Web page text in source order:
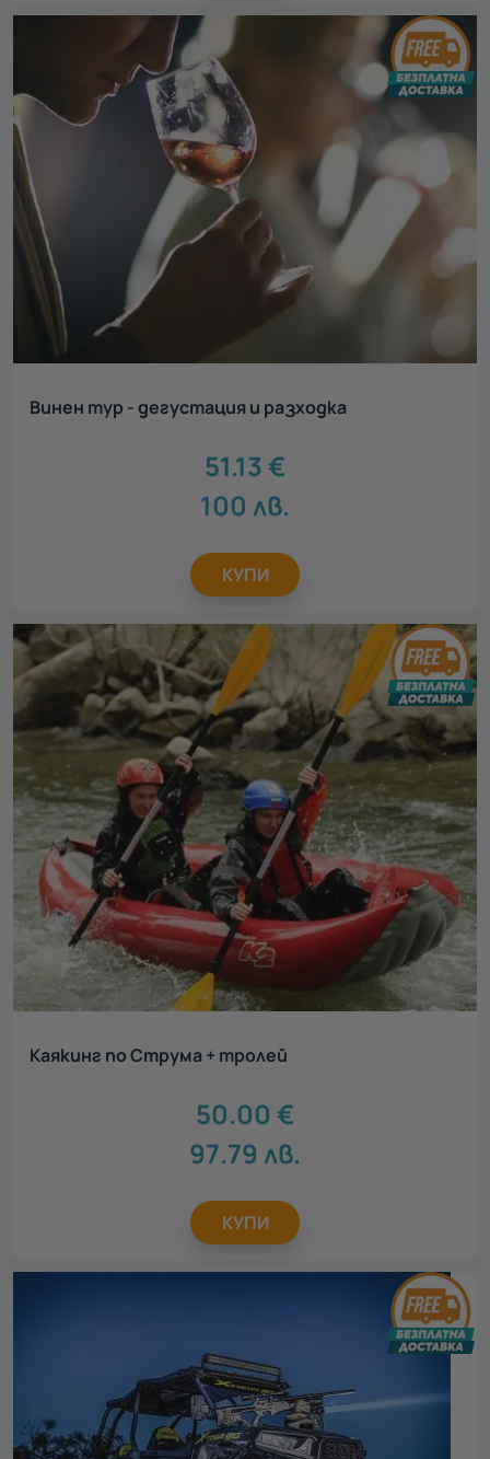
Винен тур - дегустация и разходка
51.13€
100 лв.
КУПИ
Каякинг по Струма + тролей
50.00 €
97.79 лв.
КУПИ